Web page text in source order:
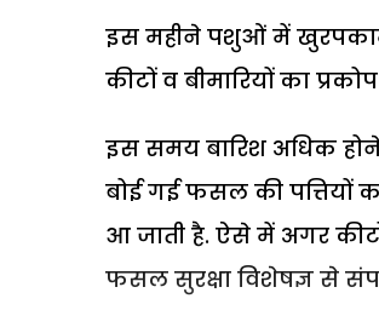
इस महीने पशुओं में
कीटों व बीमारियों का
इस समय बारिश अधिक
बोई गई फसल की पत्तियों
आ जाती है. ऐसे में अगर
फसल सुरक्षा विशेषज्ञ से